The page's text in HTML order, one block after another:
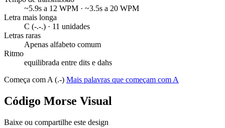
~5.9s a 12 WPM · ~3.5s a 20 WPM
Letra mais longa
C (-.-.) · 11 unidades
Letras raras
Apenas alfabeto comum
Ritmo
equilibrada entre dits e dahs
Começa com A (.-) Mais palavras que começam com A
Código Morse Visual
Baixe ou compartilhe este design